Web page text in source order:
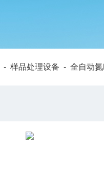
- 样品处理设备 - 全自动